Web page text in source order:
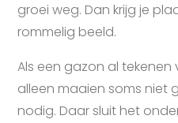
groei weg. Dan krijg je
rommelig beeld.
Als een gazon al tekenen
alleen maaien soms niet
nodig. Daar sluit het